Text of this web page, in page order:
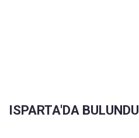
ISPARTA'DA BULUNDU